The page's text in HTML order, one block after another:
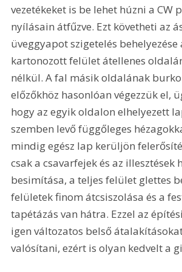
vezetékeket is be lehet húzni a CW
nyílásain átfűzve. Ezt követheti az
üveggyapot szigetelés behelyezése
kartonozott felület átellenes
nélkül. A fal másik oldalának
előzőkhöz hasonlóan végezzük el,
hogy az egyik oldalon elhelyezett
szemben levő függőleges
mindig egész lap kerüljön
csak a csavarfejek és az illesztések
besimítása, a teljes felület glettes
felületek finom átcsiszolása és a
tapétázás van hátra. Ezzel az
igen változatos belső
valósítani, ezért is olyan kedvelt a